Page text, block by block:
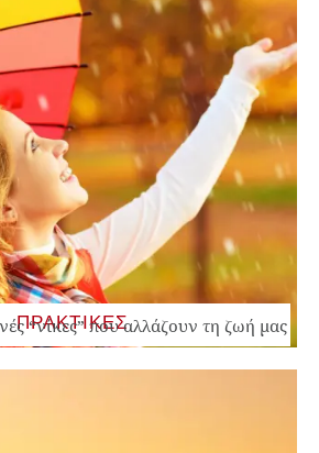
ΠΡΑΚΤΙΚΕΣ
“νίκες” που αλλάζουν τη ζωή μας